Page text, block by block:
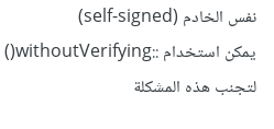
نفس الخادم (self-signed)
يمكن استخدام ::withoutVerifying()
لتجنب هذه المشكلة